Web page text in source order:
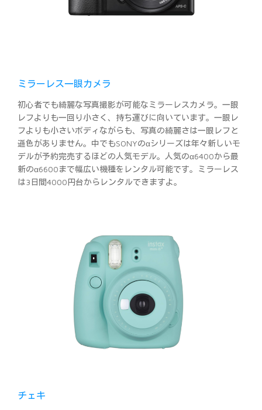
ミラーレス一眼カメラ
初心者でも綺麗な写真撮影が可能なミラーレスカメラ。一眼
レフよりも一回り小さく、持ち運びに向いています。一眼レ
フよりも小さいボディながらも、写真の綺麗さは一眼レフと
遜色がありません。中でもSONYのαシリーズは年々新しいモ
デルが予約完売するほどの人気モデル。人気のα6400から最
新のα6600まで幅広い機種をレンタル可能です。ミラーレス
は3日間4000円台からレンタルできますよ。
チェキ